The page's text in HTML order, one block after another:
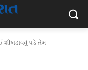
પડે તેમ